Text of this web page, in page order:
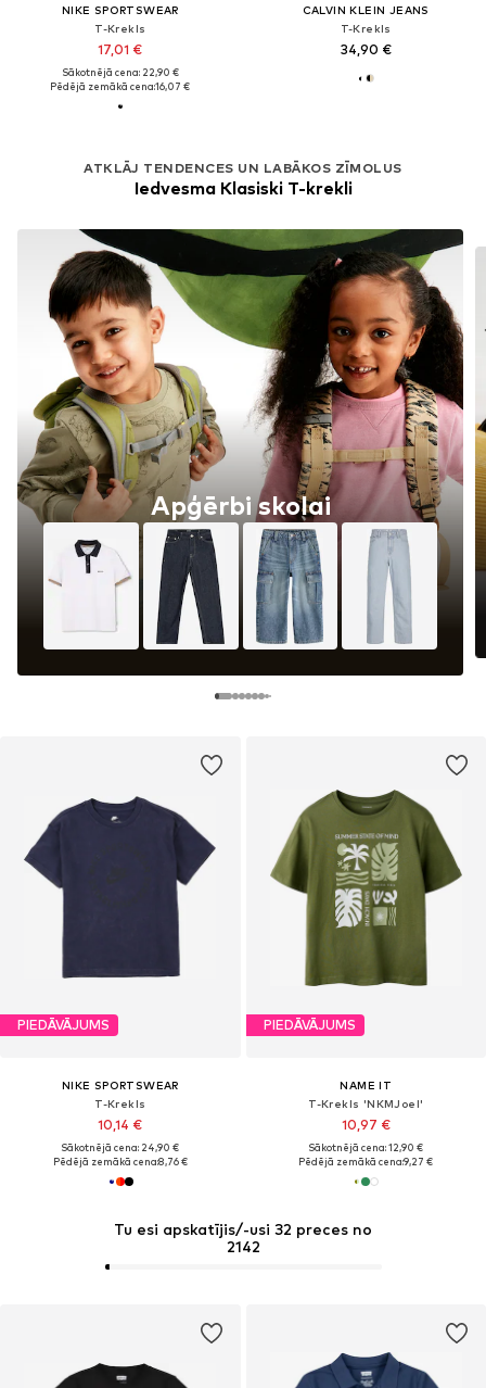
NIKE SPORTSWEAR
T-Krekls
17,01 €
Sākotnējā cena: 22,90 €
Pēdējā zemākā cena:16,07 €
ATKLĀJ TENDENCES UN LABĀKOS ZĪMOLUS
Iedvesma Klasiski T-krekli
Apģērbi skolai
CALVIN KLEIN JEANS
T-Krekls
34,90 €
PIEDĀVĀJUMS
NIKE SPORTSWEAR
T-Krekls
10,14 €
Sākotnējā cena: 24,90 €
Pēdējā zemākā cena:8,76 €
PIEDĀVĀJUMS
NAME IT
T-Krekls 'NKMJoel'
10,97 €
Sākotnējā cena: 12,90 €
Pēdējā zemākā cena:9,27 €
Tu esi apskatījis/-usi 32 preces no
2142